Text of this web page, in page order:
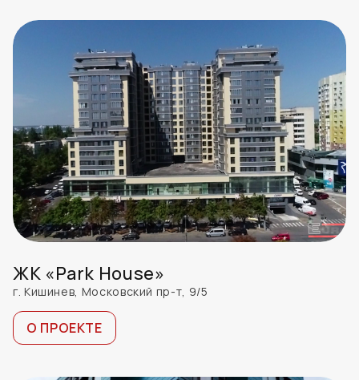
ЖК «Park House»
г. Кишинев, Московский пр-т, 9/5
О ПРОЕКТЕ